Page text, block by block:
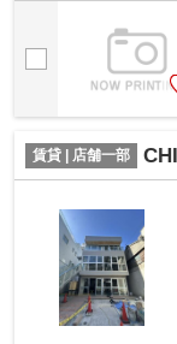
賃貸 | 店舗一部